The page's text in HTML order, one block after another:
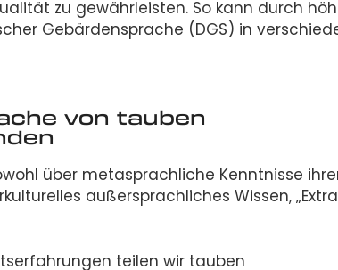
zu gewährleisten. So kann durch
Gebärdensprache (DGS) in
von tauben
über metasprachliche Kenntnisse
außersprachliches Wissen, „Extra
teilen wir tauben